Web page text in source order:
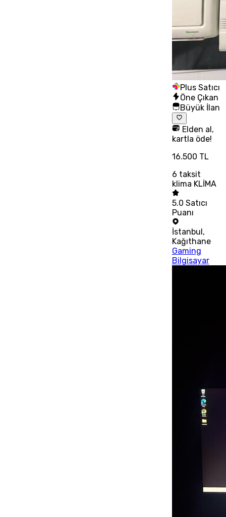
Plus Satıcı
Öne Çıkan
Büyük İlan
Elden al,
kartla öde!
16.500 TL
6 taksit
klima KLİMA
5.0 Satıcı
Puanı
İstanbul,
Kağıthane
Gaming
Bilgisayar